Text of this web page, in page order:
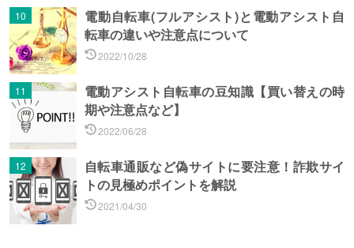
電動自転車(フルアシスト)と電動アシスト自
転車の違いや注意点について
2022/10/28
電動アシスト自転車の豆知識【買い替えの時
期や注意点など】
2022/06/28
自転車通販など偽サイトに要注意！詐欺サイ
トの見極めポイントを解説
2021/04/30